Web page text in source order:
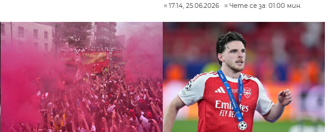
17:14, 25.06.2026 Чете се за: 01:00 мин.